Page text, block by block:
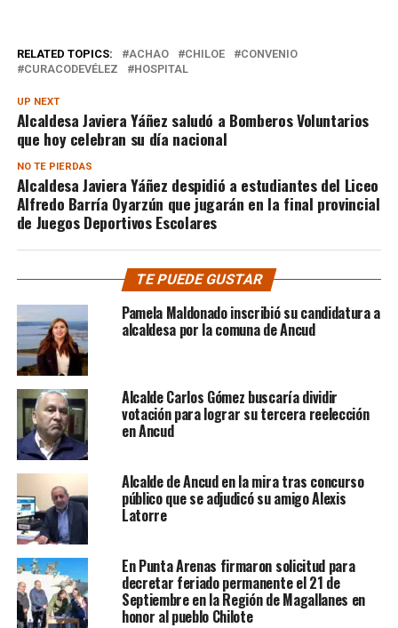
RELATED TOPICS: ACHAO CHILOE
CONVENIO
CURACODEVÉLEZ
HOSPITAL
UP NEXT
Alcaldesa Javiera Yáñez saludó a Bomberos Voluntarios
que hoy celebran su día nacional
NO TE PIERDAS
Alcaldesa Javiera Yáñez despidió a estudiantes del Liceo
Alfredo Barría Oyarzún que jugarán en la final provincial
de Juegos Deportivos Escolares
TE PUEDE GUSTAR
Pamela Maldonado inscribió su candidatura a
alcaldesa por la comuna de Ancud
Alcalde Carlos Gómez buscaría dividir
votación para lograr su tercera reelección
en Ancud
Alcalde de Ancud en la mira tras concurso
público que se adjudicó su amigo Alexis
Latorre
En Punta Arenas firmaron solicitud para
decretar feriado permanente el 21 de
Septiembre en la Región de Magallanes en
honor al pueblo Chilote